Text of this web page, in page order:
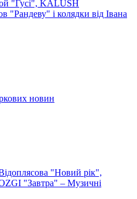
"Гусі", KALUSH
і колядки від Івана
новин
"Новий рік",
"Завтра" – Музичні